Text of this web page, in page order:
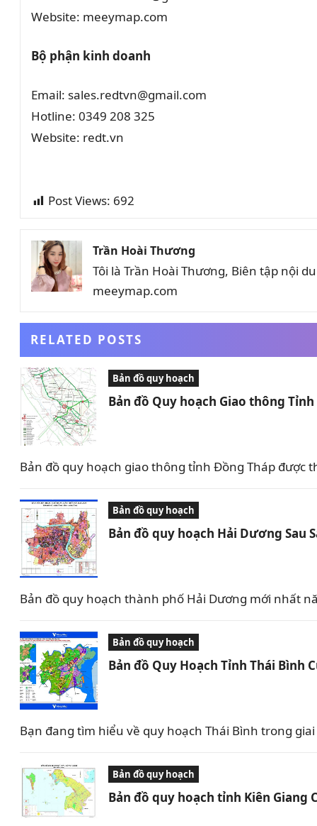
Website: meeymap.com
Bộ phận kinh doanh
Email: sales.redtvn@gmail.com
Hotline: 0349 208 325
Website: redt.vn
Post Views: 692
Trần Hoài Thương
Tôi là Trần Hoài Thương, Biên tập nội
meeymap.com
RELATED POSTS
Bản đồ quy hoạch
Bản đồ Quy hoạch Giao thông
Bản đồ quy hoạch giao thông tỉnh Đồng Tháp
Bản đồ quy hoạch
Bản đồ quy hoạch Hải Dương Sau
Bản đồ quy hoạch thành phố Hải Dương mới nhất
Bản đồ quy hoạch
Bản đồ Quy Hoạch Tỉnh Thái Bình
Bạn đang tìm hiểu về quy hoạch Thái Bình trong
Bản đồ quy hoạch
Bản đồ quy hoạch tỉnh Kiên Giang